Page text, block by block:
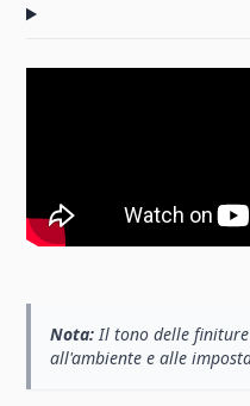
Nota:Il tono delle
all'ambiente e alle